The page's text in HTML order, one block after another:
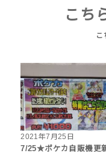
こち
2021年7月25日
7/25★ポケカ自販機更